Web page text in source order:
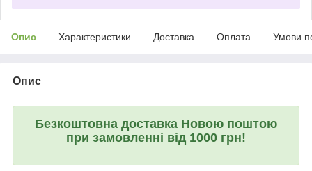
Опис Характеристики Доставка Оплата Умови
Опис
Безкоштовна доставка Новою поштою
при замовленні від 1000 грн!